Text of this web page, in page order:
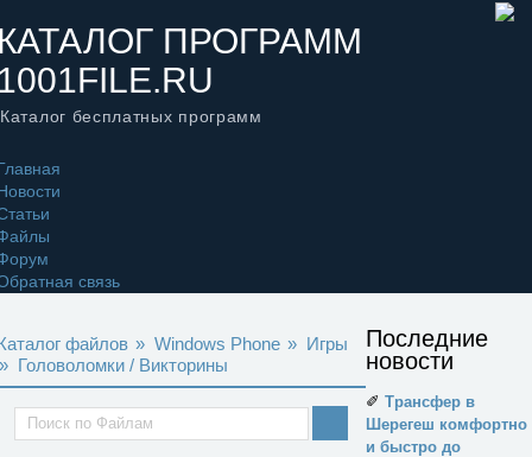
ПРОГРАММ
Каталог бесплатных программ
связь
файлов » Windows Phone » Игры
» Головоломки / Викторины
Последние
новости
✐ Трансфер в
Шерегеш комфортно
и быстро до